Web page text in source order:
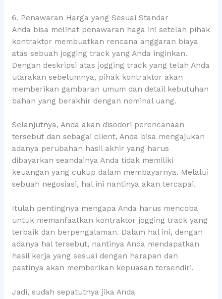
6. Penawaran Harga yang Sesuai Standar
Anda bisa melihat penawaran haga ini setelah pihak
kontraktor membuatkan rencana anggaran biaya
atas sebuah jogging track yang Anda inginkan.
Dengan deskripsi atas jogging track yang telah Anda
utarakan sebelumnya, pihak kontraktor akan
memberikan gambaran umum dan detail kebutuhan
bahan yang berakhir dengan nominal uang.
Selanjutnya, Anda akan disodori perencanaan
tersebut dan sebagai client, Anda bisa mengajukan
adanya perubahan hasil akhir yang harus
dibayarkan seandainya Anda tidak memiliki
keuangan yang cukup dalam membayarnya. Melalui
sebuah negosiasi, hal ini nantinya akan tercapai.
Itulah pentingnya mengapa Anda harus mencoba
untuk memanfaatkan kontraktor jogging track yang
terbaik dan berpengalaman. Dalam hal ini, dengan
adanya hal tersebut, nantinya Anda mendapatkan
hasil kerja yang sesuai dengan harapan dan
pastinya akan memberikan kepuasan tersendiri.
Jadi, sudah sepatutnya jika Anda